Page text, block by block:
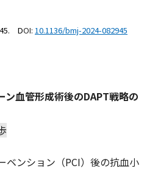
DOI: 10.1136/bmj-2024-082945
ン血管形成術後のDAPT戦略の
ベンション（PCI）後の抗血小